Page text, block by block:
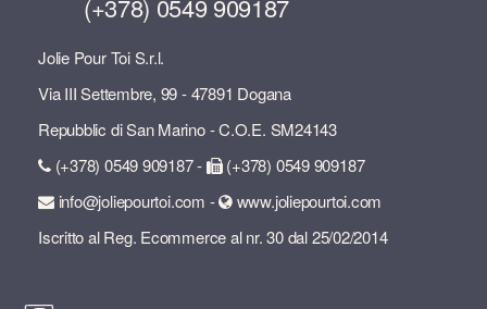
(+378) 0549 909187
Jolie Pour Toi S.r.l.
Via III Settembre, 99 - 47891 Dogana
Repubblic di San Marino - C.O.E. SM24143
(+378) 0549 909187 -
(+378) 0549 909187
info@joliepourtoi.com -
www.joliepourtoi.com
Iscritto al Reg. Ecommerce al nr. 30 dal 25/02/2014